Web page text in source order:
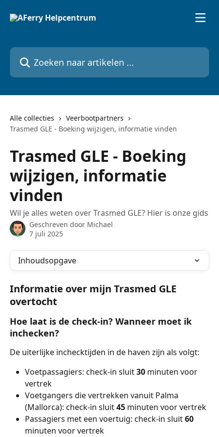
Zoeken naar artikelen ...
Alle collecties
Veerbootpartners
Trasmed GLE - Boeking wijzigen, informatie vinden
Trasmed GLE - Boeking
wijzigen, informatie
vinden
Wil je alles weten over Trasmed GLE? Hier is onze gids
Geschreven door Michael
7 juli 2025
Inhoudsopgave
Informatie over mijn Trasmed GLE
overtocht
Hoe laat is de check-in? Wanneer moet ik
inchecken?
De uiterlijke inchecktijden in de haven zijn als volgt:
Voetpassagiers: check-in sluit 30 minuten voor
vertrek
Voetgangers die vertrekken vanuit Palma
(Mallorca): check-in sluit 45 minuten voor vertrek
Passagiers met een voertuig: check-in sluit 60
minuten voor vertrek